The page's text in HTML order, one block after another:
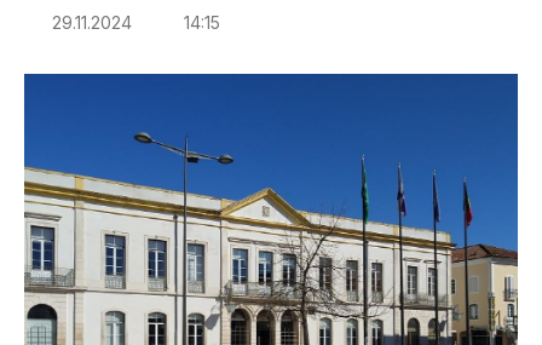
29.11.2024 14:15